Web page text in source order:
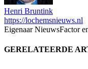
Henri Bruntink
https://lochemsnieuws.nl
Eigenaar NieuwsFactor
GERELATEERDE